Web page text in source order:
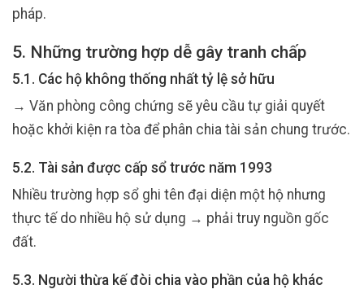
pháp.
5. Những trường hợp dễ gây tranh chấp
5.1. Các hộ không thống nhất tỷ lệ sở hữu
→ Văn phòng công chứng sẽ yêu cầu tự giải quyết
hoặc khởi kiện ra tòa để phân chia tài sản chung trước.
5.2. Tài sản được cấp sổ trước năm 1993
Nhiều trường hợp sổ ghi tên đại diện một hộ nhưng
thực tế do nhiều hộ sử dụng → phải truy nguồn gốc
đất.
5.3. Người thừa kế đòi chia vào phần của hộ khác